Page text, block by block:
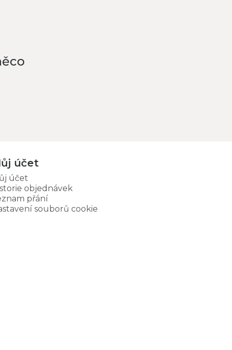
účet
účet
objednávek
přání
souborů cookie